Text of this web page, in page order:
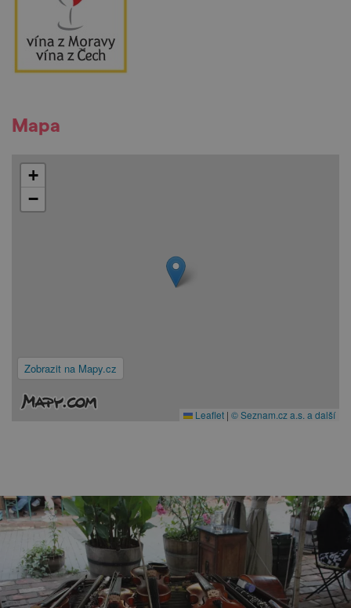
Mapa
Zobrazit na Mapy.cz
+
−
Leaflet | © Seznam.cz a.s. a další